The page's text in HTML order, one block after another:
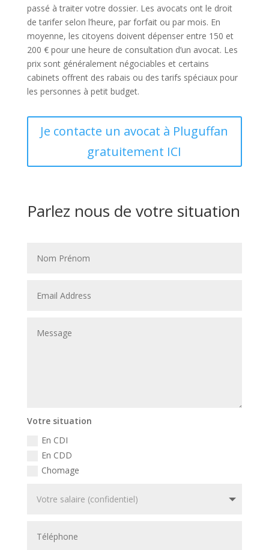
passé à traiter votre dossier. Les avocats ont le droit
de tarifer selon l’heure, par forfait ou par mois. En
moyenne, les citoyens doivent dépenser entre 150 et
200 € pour une heure de consultation d’un avocat. Les
prix sont généralement négociables et certains
cabinets offrent des rabais ou des tarifs spéciaux pour
les personnes à petit budget.
Je contacte un avocat à Pluguffan
gratuitement ICI
Parlez nous de votre situation
Votre situation
En CDI
En CDD
Chomage